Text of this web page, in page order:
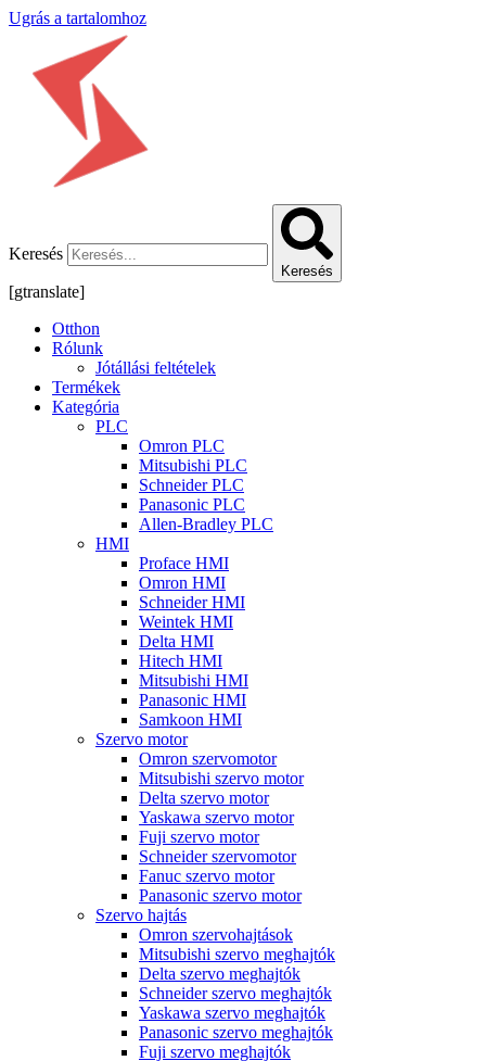
Ugrás a tartalomhoz
Keresés
Keresés
[gtranslate]
Otthon
Rólunk
Jótállási feltételek
Termékek
Kategória
PLC
Omron PLC
Mitsubishi PLC
Schneider PLC
Panasonic PLC
Allen-Bradley PLC
HMI
Proface HMI
Omron HMI
Schneider HMI
Weintek HMI
Delta HMI
Hitech HMI
Mitsubishi HMI
Panasonic HMI
Samkoon HMI
Szervo motor
Omron szervomotor
Mitsubishi szervo motor
Delta szervo motor
Yaskawa szervo motor
Fuji szervo motor
Schneider szervomotor
Fanuc szervo motor
Panasonic szervo motor
Szervo hajtás
Omron szervohajtások
Mitsubishi szervo meghajtók
Delta szervo meghajtók
Schneider szervo meghajtók
Yaskawa szervo meghajtók
Panasonic szervo meghajtók
Fuji szervo meghajtók